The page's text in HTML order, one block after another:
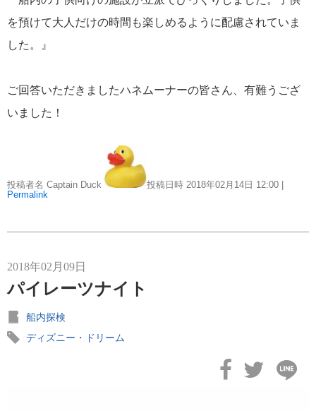
を預けて大人だけの時間も楽しめるように配慮されていま
した。』
ご回答いただきましたハネムーナーの皆さん、有難うござ
いました！
投稿者名 Captain Duck 投稿日時 2018年02月14日 12:00 |
Permalink
2018年02月09日
パイレーツナイト
船内探検
ディズニー・ドリーム